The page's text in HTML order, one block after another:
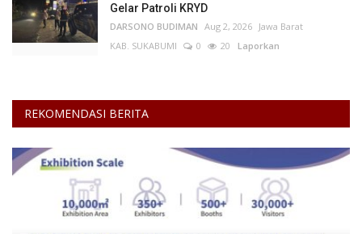
Gelar Patroli KRYD
DARSONO BUDIMAN Aug 2, 2026 Jawa Barat
KAB. SUKABUMI
0 20 Laporkan
REKOMENDASI BERITA